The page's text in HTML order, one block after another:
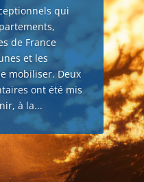
qui
de France
et les
mobiliser. Deux
ont été mis
à la...